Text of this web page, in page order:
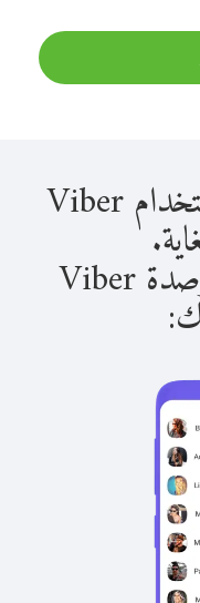
الاتصال على غوانا باستخدام Viber
بمجرد حصولك على أرصدة Viber